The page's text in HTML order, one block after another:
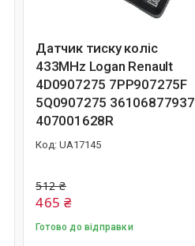
Датчик тиску коліс
433MHz Logan Renault
4D0907275 7PP907275F
5Q0907275 36106877937
407001628R
UA17145
512 ₴
465 ₴
Готово до відправки